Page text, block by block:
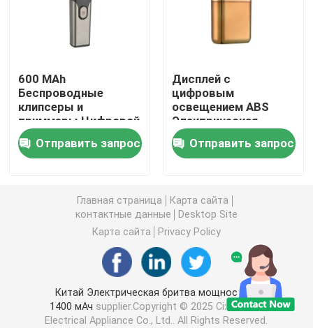
Возобновляемая стрижка волос
Ножчик для волос
Беспроводная стрижка волос
Водостойкая стрижка волос
Электрическая бритва
Резалка для волос с низким уровнем шума
Микростриммер для волос
600 MAh
Беспроводные
клипсеры и
триммеры Цифровой
дисплей BG-7112
Отправить запрос
Дисплей с
цифровым
освещением ABS
Электрическая
бритва для волос
BG-7180
Отправить запрос
Главная страница
Карта сайта
контактные данные
Desktop Site
Карта сайта
Privacy Policy
Китай Электрическая бритва мощностью
1400 мАч supplier.Copyright © 2025 Cixi Speed
Electrical Appliance Co., Ltd.. All Rights Reserved.